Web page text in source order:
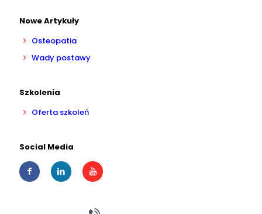
Nowe Artykuły
Osteopatia
Wady postawy
Szkolenia
Oferta szkoleń
Social Media